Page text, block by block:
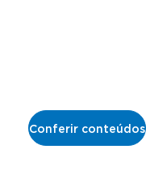
Conferir conteúdos